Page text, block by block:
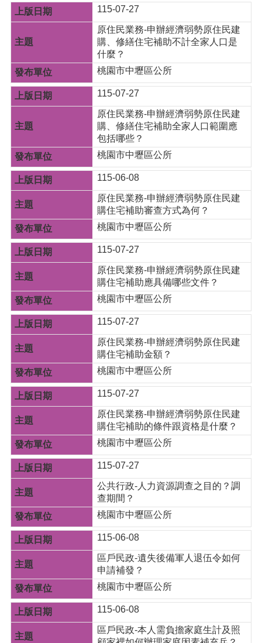
資
訊
開
市
民
費
車
首
頁
網
站
覽
政
信
常
問
題
園
政
府
E
l
s
隱
權
政
政
115-07-27
原住民業務-申辦經濟弱勢原住民建
購、修繕住宅補助不計全家人口是
什麼？
桃園市中壢區公所
115-07-27
原住民業務-申辦經濟弱勢原住民建
購、修繕住宅補助全家人口範圍應
包括哪些？
桃園市中壢區公所
115-06-08
原住民業務-申辦經濟弱勢原住民建
購住宅補助審查方式為何？
桃園市中壢區公所
115-07-27
原住民業務-申辦經濟弱勢原住民建
購住宅補助應具備哪些文件？
桃園市中壢區公所
115-07-27
原住民業務-申辦經濟弱勢原住民建
購住宅補助金額？
桃園市中壢區公所
115-07-27
原住民業務-申辦經濟弱勢原住民建
購住宅補助的條件跟資格是什麼？
桃園市中壢區公所
115-07-27
公共行政-人力資源調查之目的？調
查期間？
桃園市中壢區公所
115-06-08
區戶民政-遺失後備軍人退伍令如何
申請補發？
桃園市中壢區公所
115-06-08
區戶民政-本人需負擔家庭生計及照